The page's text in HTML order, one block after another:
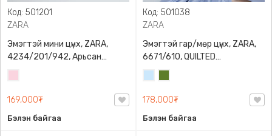
Код: 501201
ZARA
Эмэгтэй мини цүнх, ZARA,
4234/201/942, Арьсан
материалтай, LIMITED EDITION
OVAL LEATHER HANDBAG TRF
169,000₮
Бэлэн байгаа
Код: 501038
ZARA
Эмэгтэй гар/мөр цүнх, ZARA,
6671/610, QUILTED
CROSSBODY BAG WITH HANDLE
178,000₮
Бэлэн байгаа